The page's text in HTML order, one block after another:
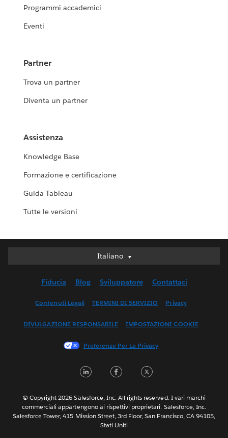
Programmi accademici
Eventi
Partner
Trova un partner
Diventa un partner
Assistenza
Knowledge Base
Formazione e certificazione
Guida Tableau
Tutte le versioni
Italiano
Italiano
English (UK)
Français (Canada)
한국어
Português
Svenska
ไทย
Fiducia Blog Sviluppatore Contattaci
Contenuti Legali TERMINI DI SERVIZIO Privacy
DIVULGAZIONE RESPONSABILE IMPOSTAZIONI COOKIE
Preferenze Per La Privacy
LinkedInFacebook
© Copyright 2026 Salesforce, Inc. All rights reserved. I vari marchi
commerciali appartengono ai rispettivi proprietari. Salesforce, Inc.
Salesforce Tower, 415 Mission Street, 3rd Floor, San Francisco, CA 94105,
Stati Uniti